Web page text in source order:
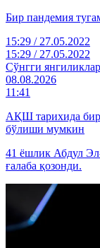
Бир пандемия
15:29 / 27.05.2022
15:29 / 27.05.2022
Cўнгги янгиликлар
08.08.2026
11:41
АҚШ тарихида
бўлиши мумкин
41 ёшлик Абдул
ғалаба қозонди.